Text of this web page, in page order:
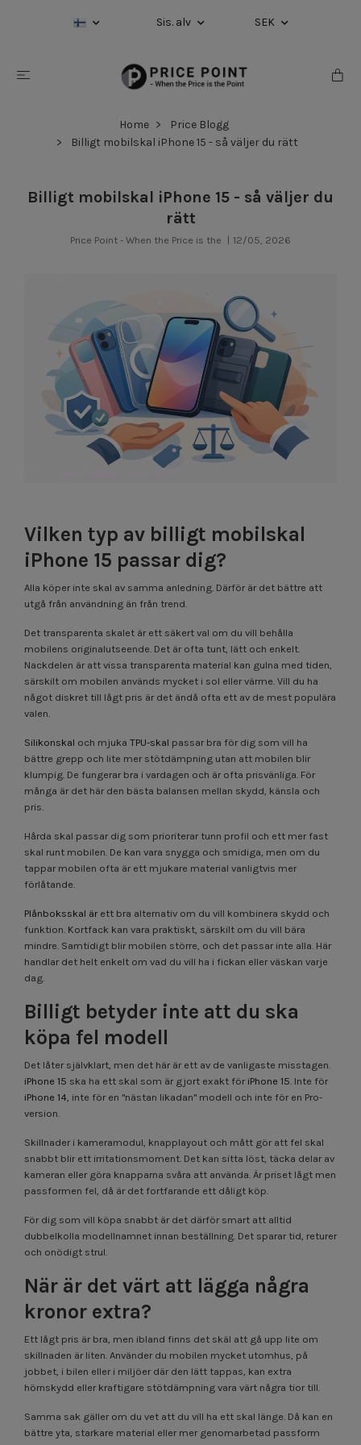
Sis. alv SEK
Home
Price Blogg
Billigt mobilskal iPhone 15 - så väljer du rätt
Billigt mobilskal iPhone 15 - så väljer du
rätt
Price Point - When the Price is the | 12/05, 2026
Vilken typ av billigt mobilskal
iPhone 15 passar dig?
Alla köper inte skal av samma anledning. Därför är det bättre att
utgå från användning än från trend.
Det transparenta skalet är ett säkert val om du vill behålla
mobilens originalutseende. Det är ofta tunt, lätt och enkelt.
Nackdelen är att vissa transparenta material kan gulna med tiden,
särskilt om mobilen används mycket i sol eller värme. Vill du ha
något diskret till lågt pris är det ändå ofta ett av de mest populära
valen.
Silikonskal och mjuka TPU-skal passar bra för dig som vill ha
bättre grepp och lite mer stötdämpning utan att mobilen blir
klumpig. De fungerar bra i vardagen och är ofta prisvänliga. För
många är det här den bästa balansen mellan skydd, känsla och
pris.
Hårda skal passar dig som prioriterar tunn profil och ett mer fast
skal runt mobilen. De kan vara snygga och smidiga, men om du
tappar mobilen ofta är ett mjukare material vanligtvis mer
förlåtande.
Plånboksskal ärett bra alternativ om du vill kombinera skydd och
funktion. Kortfack kan vara praktiskt, särskilt om du vill bära
mindre. Samtidigt blir mobilen större, och det passar inte alla. Här
handlar det helt enkelt om vad du vill ha i fickan eller väskan varje
dag.
Billigt betyder inte att du ska
köpa fel modell
Det låter självklart, men det här är ett av de vanligaste misstagen.
iPhone 15 ska ha ett skal som är gjort exakt för iPhone 15 . Inte för
iPhone 14 , inte för en "nästan likadan" modell och inte för en Pro-
version.
Skillnader i kameramodul, knapplayout och mått gör att fel skal
snabbt blir ett irritationsmoment. Det kan sitta löst, täcka delar av
kameran eller göra knapparna svåra att använda. Är priset lågt men
passformen fel, då är det fortfarande ett dåligt köp.
För dig som vill köpa snabbt är det därför smart att alltid
dubbelkolla modellnamnet innan beställning. Det sparar tid, returer
och onödigt strul.
När är det värt att lägga några
kronor extra?
Ett lågt pris är bra, men ibland finns det skäl att gå upp lite om
skillnaden är liten. Använder du mobilen mycket utomhus, på
jobbet, i bilen eller i miljöer där den lätt tappas, kan extra
hörnskydd eller kraftigare stötdämpning vara värt några tior till.
Samma sak gäller om du vet att du vill ha ett skal länge. Då kan en
bättre yta, starkare material eller mer genomarbetad passform